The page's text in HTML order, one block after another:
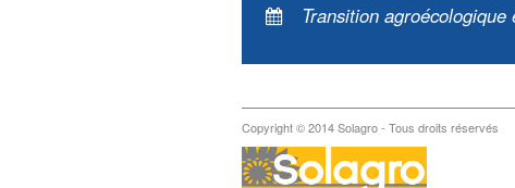
Transition agroécologique
Copyright © 2014 Solagro - Tous droits réservés